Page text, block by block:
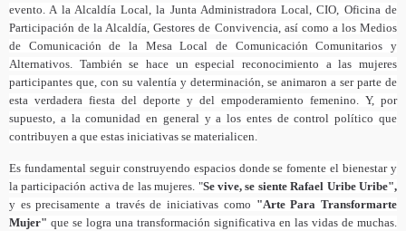
evento. A la Alcaldía Local, la Junta Administradora Local, CIO, Oficina de
Participación de la Alcaldía, Gestores de Convivencia, así como a los Medios
de Comunicación de la Mesa Local de Comunicación Comunitarios y
Alternativos. También se hace un especial reconocimiento a las mujeres
participantes que, con su valentía y determinación, se animaron a ser parte de
esta verdadera fiesta del deporte y del empoderamiento femenino. Y, por
supuesto, a la comunidad en general y a los entes de control político que
contribuyen a que estas iniciativas se materialicen.
Es fundamental seguir construyendo espacios donde se fomente el bienestar y
la participación activa de las mujeres. "Se vive, se siente Rafael Uribe Uribe",
y es precisamente a través de iniciativas como "Arte Para Transformarte
Mujer" que se logra una transformación significativa en las vidas de muchas.